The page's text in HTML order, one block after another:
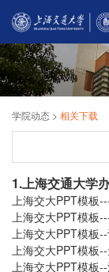
学院动态 > 相关下载
1.上海交通大学
上海交大PPT模板
上海交大PPT模板
上海交大PPT模板
上海交大PPT模板
上海交大PPT模板